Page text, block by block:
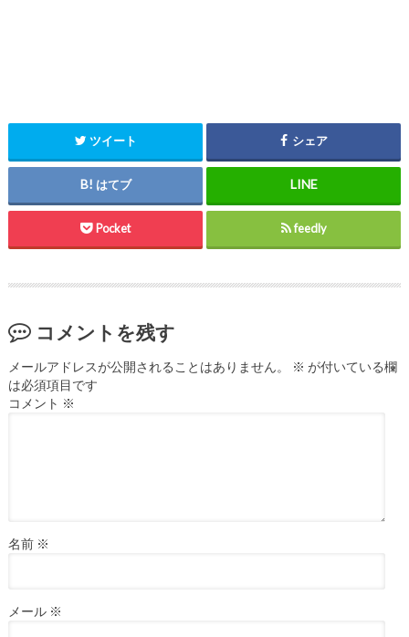
ツイート シェア
はてブ
Pocket feedly
コメントを残す
メールアドレスが公開されることはありません。 ※ が付いている欄
は必須項目です
コメント ※
名前 ※
メール ※